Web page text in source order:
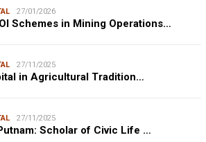
27/01/2026
Schemes in Mining Operations…
27/11/2025
in Agricultural Tradition…
27/11/2025
Scholar of Civic Life …